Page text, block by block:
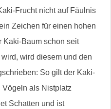
Frucht nicht auf Fäulnis
Zeichen für einen hohen
Kaki-Baum schon seit
wird diesem und den
So gilt der Kaki-
als Nistplatz
Schatten und ist